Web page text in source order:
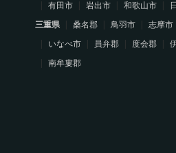
有田市
岩出市 和歌山市
三重県
桑名郡 鳥羽市 志摩市
いなべ市
員弁郡 度会郡
南牟婁郡